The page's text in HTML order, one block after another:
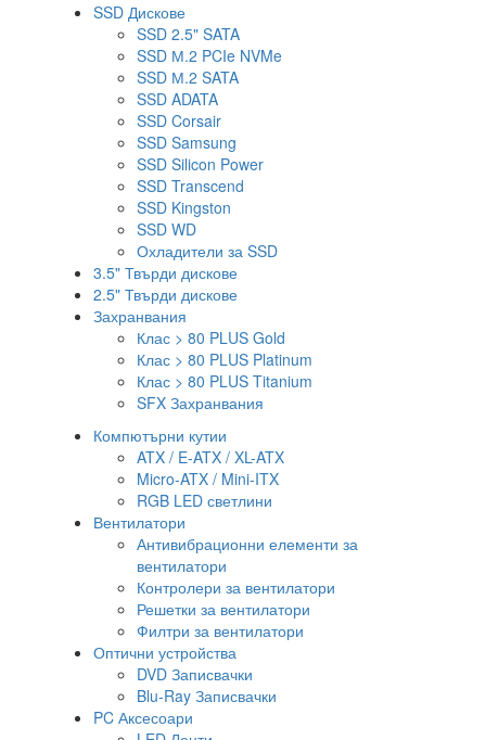
SSD Дискове
SSD 2.5" SATA
SSD М.2 PCIe NVMe
SSD М.2 SATA
SSD ADATA
SSD Corsair
SSD Samsung
SSD Silicon Power
SSD Transcend
SSD Kingston
SSD WD
Охладители за SSD
3.5" Твърди дискове
2.5" Твърди дискове
Захранвания
Клас > 80 PLUS Gold
Клас > 80 PLUS Platinum
Клас > 80 PLUS Titanium
SFX Захранвания
Компютърни кутии
ATX / E-ATX / XL-ATX
Micro-ATX / Mini-ITX
RGB LED светлини
Вентилатори
Антивибрационни елементи за
вентилатори
Контролери за вентилатори
Решетки за вентилатори
Филтри за вентилатори
Оптични устройства
DVD Записвачки
Blu-Ray Записвачки
PC Аксесоари